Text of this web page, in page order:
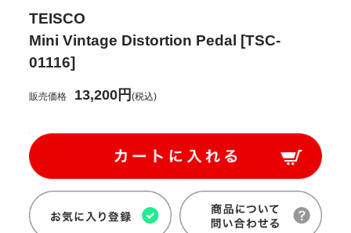
TEISCO
Mini Vintage Distortion Pedal [TSC-
01116]
販売価格 13,200円(税込)